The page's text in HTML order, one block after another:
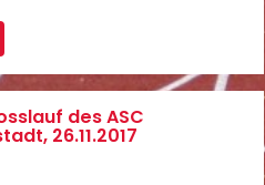
des ASC
26.11.2017